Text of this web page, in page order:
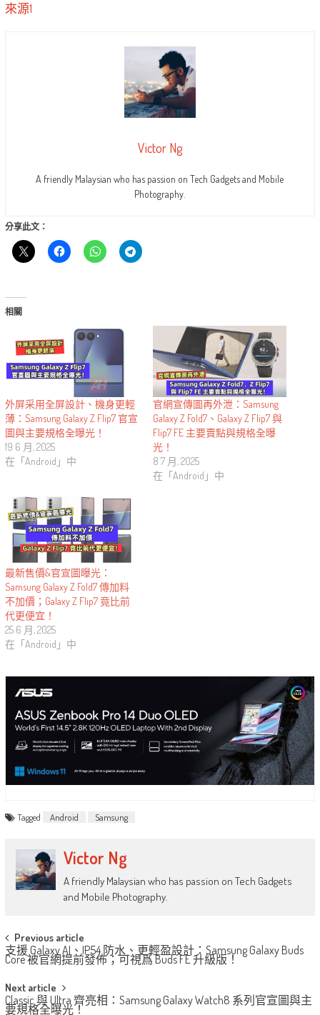
來源1
Victor Ng
A friendly Malaysian who has passion on Tech Gadgets and Mobile
Photography.
分享此文：
相關
外屏采用全屏設計、機身更輕
薄：Samsung Galaxy Z Flip7 官宣
圖與主要規格全曝光！
19 6 月, 2025
在「Android」中
官網宣傳圖再外泄：Samsung
Galaxy Z Fold7、Galaxy Z Flip7 與
Flip7 FE 主要賣點與規格全曝
光！
8 7 月, 2025
在「Android」中
最新售價&官宣圖曝光：
Samsung Galaxy Z Fold7 傳加料
不加價；Galaxy Z Flip7 竟比前
代更便宜！
25 6 月, 2025
在「Android」中
Tagged Android Samsung
Victor Ng
A friendly Malaysian who has passion on Tech Gadgets
and Mobile Photography.
Post
navigation
Previous article
支援 Galaxy AI、IP54 防水、更輕盈設計：Samsung Galaxy Buds
Core 被官網提前發佈；可視爲 Buds FE 升級版！
Next article
Classic 與 Ultra 齊亮相：Samsung Galaxy Watch8 系列官宣圖與主
要規格全曝光！